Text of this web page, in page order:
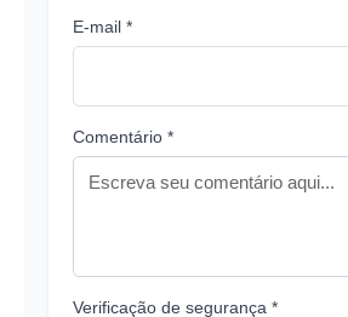
E-mail *
Comentário *
Verificação de segurança *